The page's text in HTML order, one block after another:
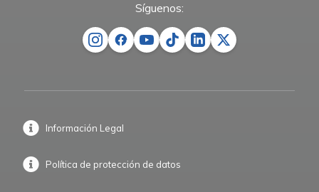
Síguenos:
Información Legal
Política de protección de datos